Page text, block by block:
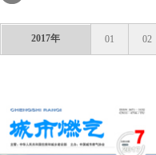
2017年 01 02